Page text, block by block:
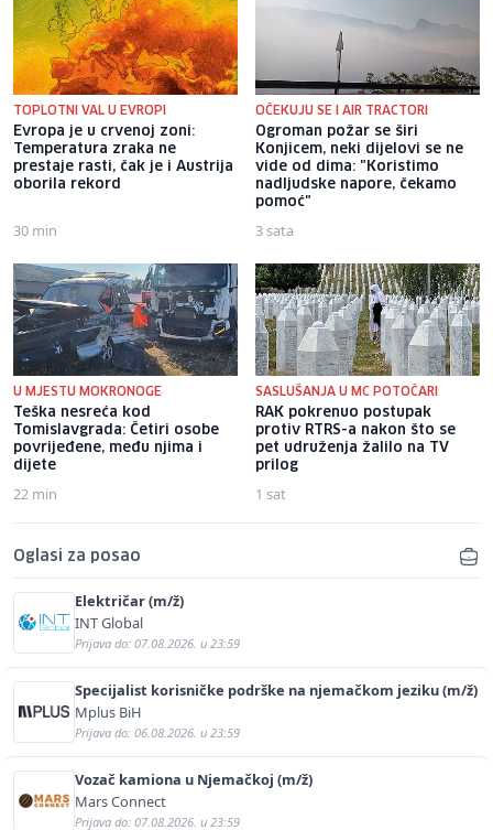
TOPLOTNI VAL U EVROPI
Evropa je u crvenoj zoni:
Temperatura zraka ne
prestaje rasti, čak je i Austrija
oborila rekord
30 min
OČEKUJU SE I AIR TRACTORI
Ogroman požar se širi
Konjicem, neki dijelovi se ne
vide od dima: "Koristimo
nadljudske napore, čekamo
pomoć"
3 sata
U MJESTU MOKRONOGE
Teška nesreća kod
Tomislavgrada: Četiri osobe
povrijeđene, među njima i
dijete
22 min
SASLUŠANJA U MC POTOČARI
RAK pokrenuo postupak
protiv RTRS-a nakon što se
pet udruženja žalilo na TV
prilog
1 sat
Oglasi za posao
Električar (m/ž)
INT Global
Prijava do: 07.08.2026. u 23:59
Specijalist korisničke podrške na njemačkom jeziku (m/ž)
Mplus BiH
Prijava do: 06.08.2026. u 23:59
Vozač kamiona u Njemačkoj (m/ž)
Mars Connect
Prijava do: 07.08.2026. u 23:59